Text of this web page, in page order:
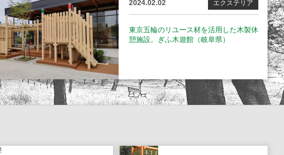
2024.02.02 エクステリア
東京五輪のリユース材を活用した木製休
憩施設。ぎふ木遊館（岐阜県）